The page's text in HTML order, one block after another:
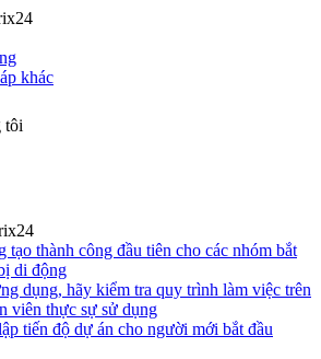
khác
tôi
tạo thành công đầu tiên cho các nhóm bắt
di động
dụng, hãy kiểm tra quy trình làm việc trên
viên thực sự sử dụng
tiến độ dự án cho người mới bắt đầu